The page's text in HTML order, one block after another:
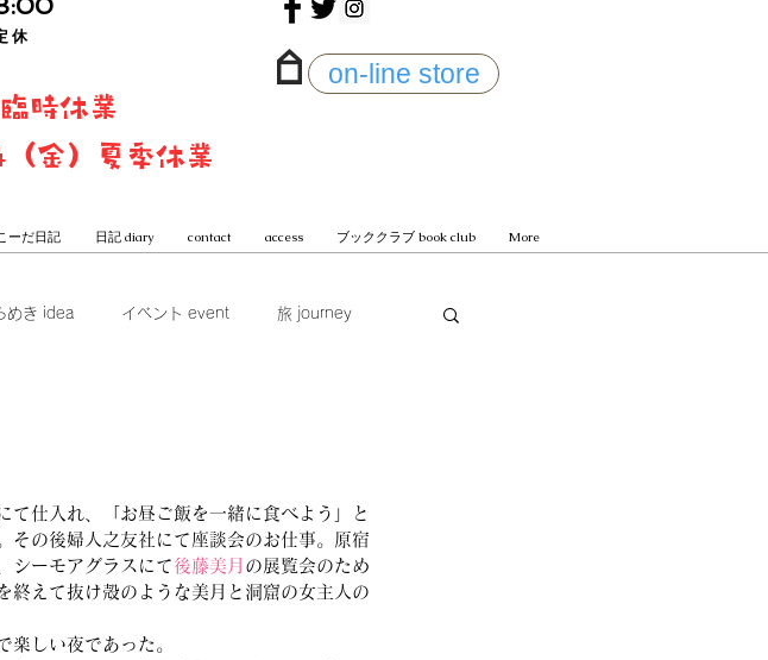
休
on-line store
時休業
金）夏季休業
ーだ日記 日記 diary contact access ブッククラブ book club More
めき idea イベント event 旅 journey
仕入れ、「お昼ご飯を一緒に食べよう」と
その後婦人之友社にて座談会のお仕事。原宿
シーモアグラスにて後藤美月 の展覧会のため
終えて抜け殻のような美月と洞窟の女主人の
しい夜であった。